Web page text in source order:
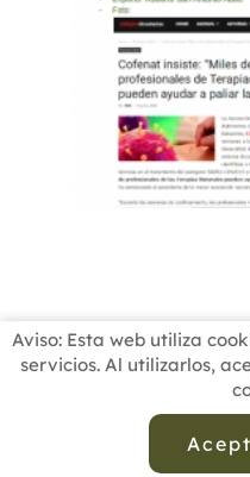
Aviso: Esta web utiliza
servicios. Al utilizarlos,
BUSCADOR
ESCUELAS